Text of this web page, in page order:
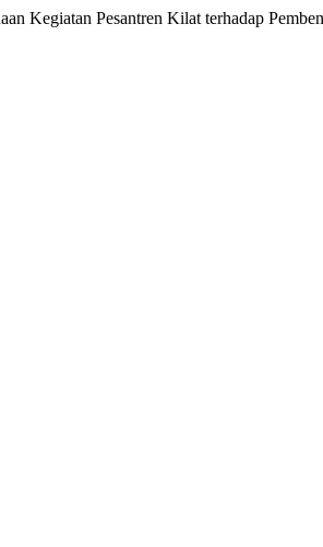
Kegiatan Pesantren Kilat terhadap